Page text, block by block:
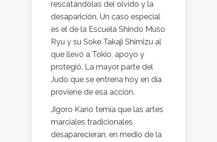
rescatándolas del olvido y la
desaparición. Un caso especial
es el de la Escuela Shindo Muso
Ryu y su Soke Takaji Shimizu al
que llevó a Tokio, apoyo y
protegió. La mayor parte del
Judo que se entrena hoy en día
proviene de esa acción.
Jigoro Kano temía que las artes
marciales tradicionales
desaparecieran, en medio de la